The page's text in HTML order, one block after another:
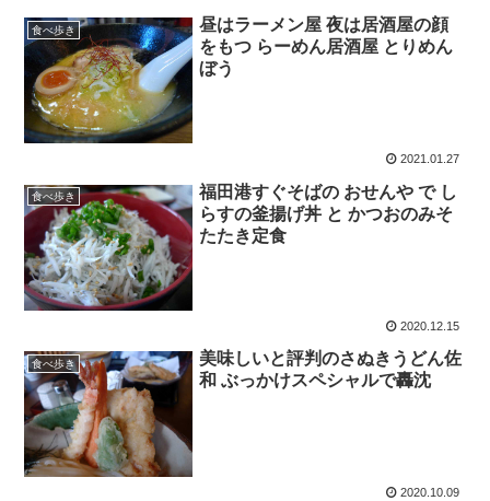
食べ歩き
昼はラーメン屋 夜は居酒屋の顔
をもつ らーめん居酒屋 とりめん
ぼう
2021.01.27
食べ歩き
福田港すぐそばの おせんや で し
らすの釜揚げ丼 と かつおのみそ
たたき定食
2020.12.15
食べ歩き
美味しいと評判のさぬきうどん佐
和 ぶっかけスペシャルで轟沈
2020.10.09